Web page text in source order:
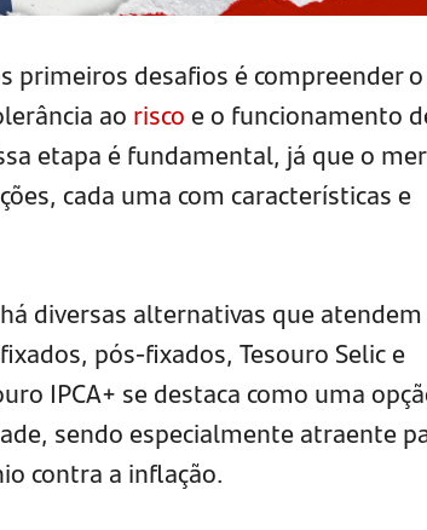
primeiros desafios é compreender
ao riscoe o funcionamento
etapa é fundamental, já que o
cada uma com características e
diversas alternativas que atendem
pós-fixados, Tesouro Selic e
IPCA+ se destaca como uma
sendo especialmente atraente
contra a inflação.